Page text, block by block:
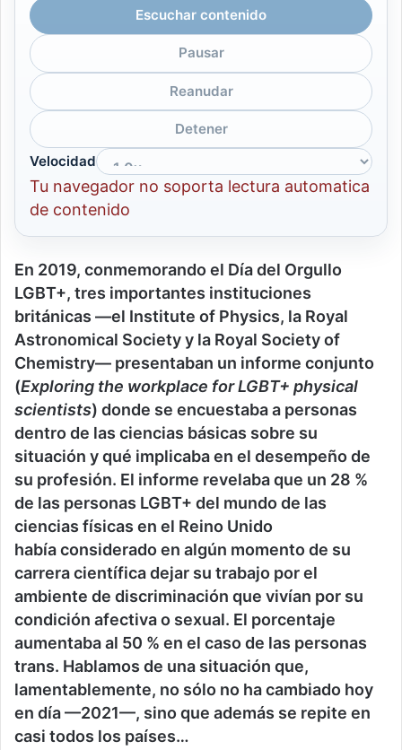
Escuchar contenido
Pausar
Reanudar
Detener
Velocidad
Tu navegador no soporta lectura automatica
de contenido
En 2019, conmemorando el Día del Orgullo
LGBT+, tres importantes instituciones
británicas —el Institute of Physics, la Royal
Astronomical Society y la Royal Society of
Chemistry— presentaban un informe conjunto
(Exploring the workplace for LGBT+ physical
scientists) donde se encuestaba a personas
dentro de las ciencias básicas sobre su
situación y qué implicaba en el desempeño de
su profesión. El informe revelabaque un 28 %
de las personas LGBT+ del mundo de las
ciencias físicas en el Reino Unido
habíaconsiderado en algún momento de su
carrera científica dejar su trabajo por el
ambiente de discriminación que vivían por su
condición afectiva o sexual. El porcentaje
aumentabaal 50 % en el caso de las personas
trans. Hablamos de una situación que,
lamentablemente, no sólo no ha cambiado hoy
en día—2021—, sino que además se repite en
casi todos los países…